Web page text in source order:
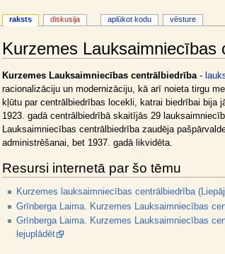
Kurzemes Lauksaimniecības
Jump
to
navigation
Jump
to
search
Kurzemes Lauksaimniecības centrālbiedrība-
racionalizāciju un modernizāciju, kā arī noieta tirgu
kļūtu par centrālbiedrības locekli, katrai biedrībai bija
1923. gadā centrālbiedrībā skaitījās 29
Lauksaimniecības centrālbiedrība zaudēja
administrēšanai, bet 1937. gadā likvidēta.
Resursi internetā par šo tēmu
Kurzemes lauksaimniecības centrālbiedrība
Grīnberga Laima. Kurzemes Lauksaimniecības
Grīnberga Laima. Kurzemes Lauksaimniecības
lejuplādēt
raksts diskusija aplūkot kodu vēsture